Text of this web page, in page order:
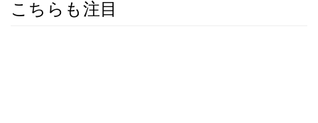
こちらも注目